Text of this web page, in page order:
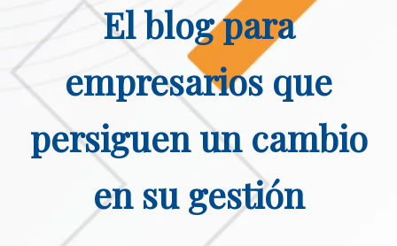
El blog para
empresarios que
persiguen un cambio
en su gestión